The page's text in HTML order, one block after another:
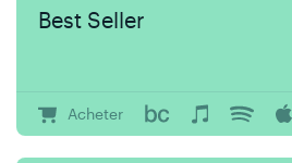
Best Seller
Acheter